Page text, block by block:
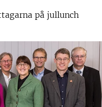
på jullunch